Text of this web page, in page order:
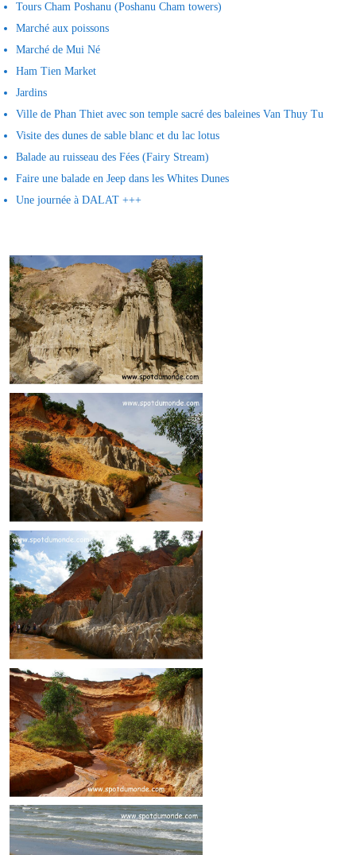
Tours Cham Poshanu (Poshanu Cham towers)
Marché aux poissons
Marché de Mui Né
Ham Tien Market
Jardins
Ville de Phan Thiet avec son temple sacré des baleines Van Thuy Tu
Visite des dunes de sable blanc et du lac lotus
Balade au ruisseau des Fées (Fairy Stream)
Faire une balade en Jeep dans les Whites Dunes
Une journée à DALAT +++